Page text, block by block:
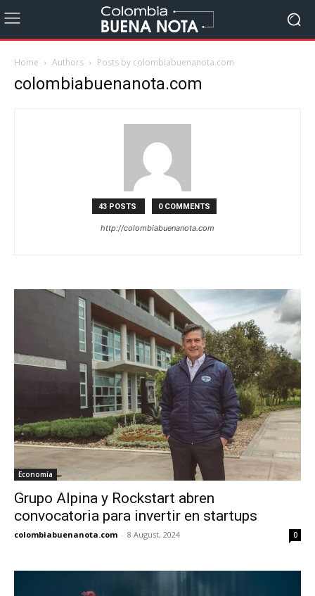
Home Authors Posts by colombiabuenanota.com
colombiabuenanota.com
43 POSTS 0 COMMENTS
http://colombiabuenanota.com
Economía
Grupo Alpina y Rockstart abren
convocatoria para invertir en startups
colombiabuenanota.com - 8 August, 2024 0